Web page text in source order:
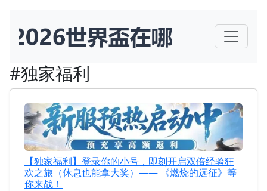
#独家福利
【独家福利】登录你的小号，即刻开启双倍经验狂
欢之旅（休息也能拿大奖）—— 《燃烧的远征》等
你来战！